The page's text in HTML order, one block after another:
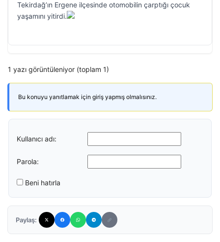
Tekirdağ’ın Ergene ilçesinde otomobilin çarptığı çocuk
yaşamını yitirdi.
1 yazı görüntüleniyor (toplam 1)
Bu konuyu yanıtlamak için giriş yapmış olmalısınız.
Kullanıcı adı:
Parola:
Beni hatırla
Paylaş: